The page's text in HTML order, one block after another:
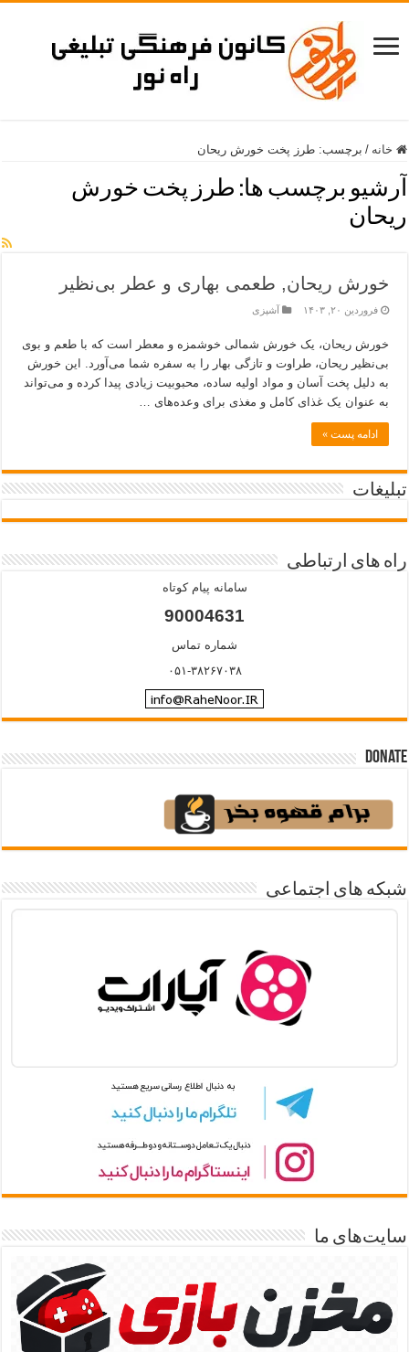
خانه / برچسب:طرز پخت خورش ریحان
آرشیو برچسب ها: طرز پخت خورش
ریحان
خورش ریحان, طعمی بهاری و عطر بی‌نظیر
فروردین ۲۰, ۱۴۰۳ آشپزی
خورش ریحان، یک خورش شمالی خوشمزه و معطر است که با طعم و بوی
بی‌نظیر ریحان، طراوت و تازگی بهار را به سفره شما می‌آورد. این خورش
به دلیل پخت آسان و مواد اولیه ساده، محبوبیت زیادی پیدا کرده و می‌تواند
به عنوان یک غذای کامل و مغذی برای وعده‌های …
ادامه پست »
تبلیغات
راه های ارتباطی
سامانه پیام کوتاه
90004631
شماره تماس
۰۵۱-۳۸۲۶۷۰۳۸
Donate
شبکه های اجتماعی
سایت‌های ما